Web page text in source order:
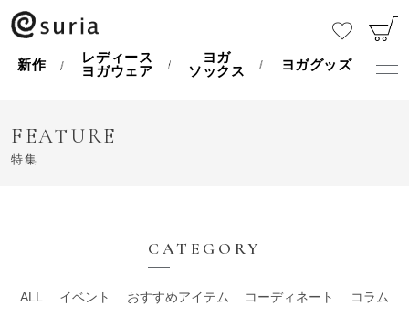
新作
レディース
ヨガウェア
ヨガ
ソックス
ヨガグッズ
FEATURE
特集
CATEGORY
ALL イベント おすすめアイテム コーディネート コラム